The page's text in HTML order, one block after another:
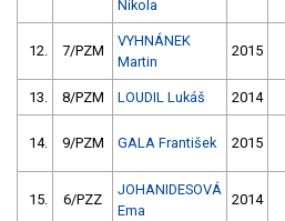
Nikola
12. 7/PZM
VYHNÁNEK
Martin
2015
13. 8/PZM LOUDIL Lukáš 2014
14. 9/PZM GALA František 2015
15. 6/PZZ
JOHANIDESOVÁ
Ema
2014